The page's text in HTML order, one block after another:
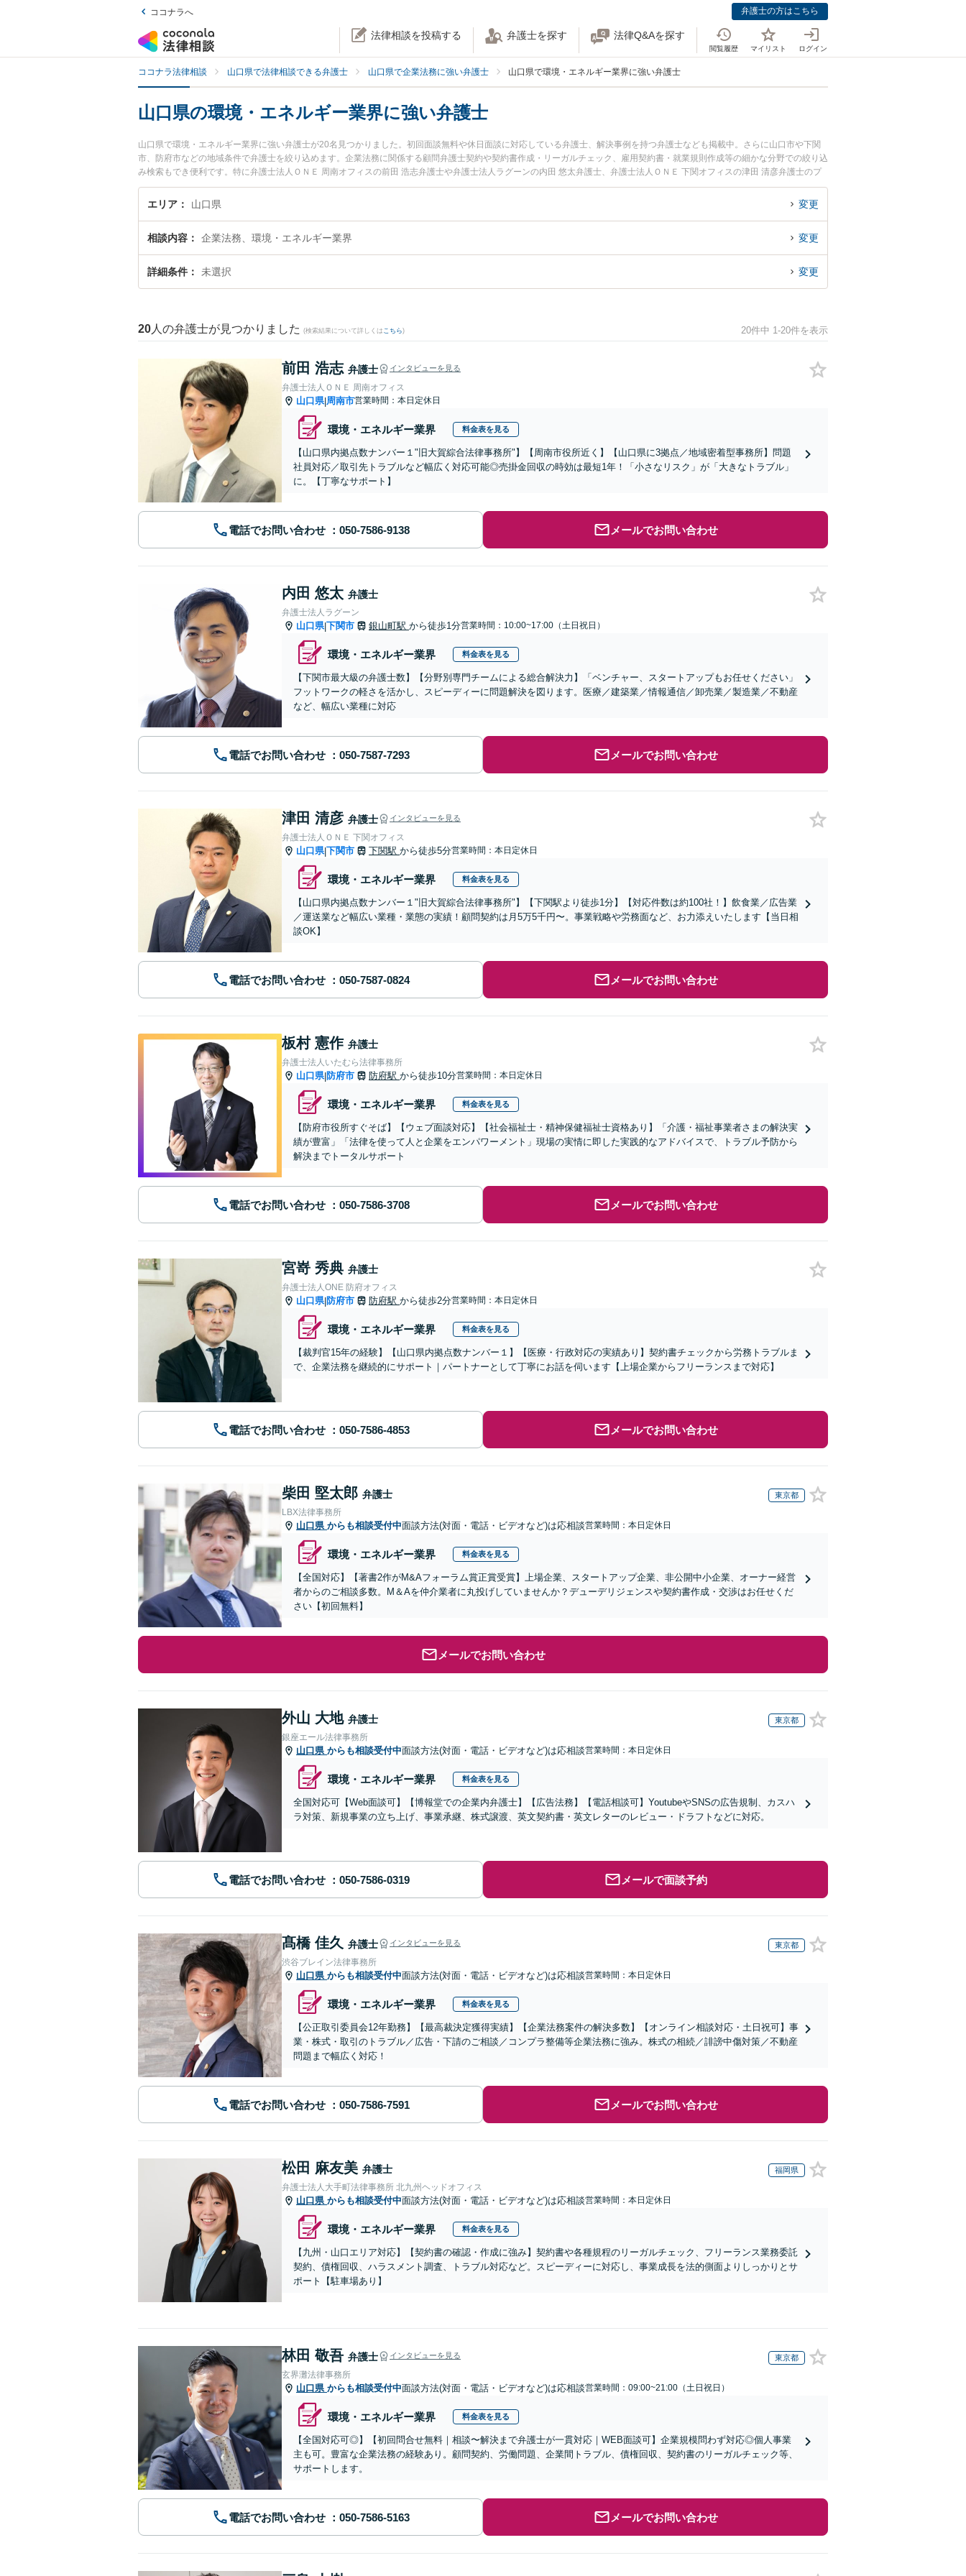
ココナラへ 弁護士の方はこちら
法律相談を投稿する 弁護士を探す 法律Q&Aを探す
閲覧履歴 マイリスト ログイン
ココナラ法律相談 山口県で法律相談できる弁護士 山口県で企業法務に強い弁護士 山口県で環境・エネルギー業界に強い弁護士
山口県の環境・エネルギー業界に強い弁護士
山口県で環境・エネルギー業界に強い弁護士が20名見つかりました。初回面談無料や休日面談に対応している弁護士、解決事例を持つ弁護士なども掲載中。さらに山口市や下関
市、防府市などの地域条件で弁護士を絞り込めます。企業法務に関係する顧問弁護士契約や契約書作成・リーガルチェック、雇用契約書・就業規則作成等の細かな分野での絞り込
み検索もでき便利です。特に弁護士法人ＯＮＥ 周南オフィスの前田 浩志弁護士や弁護士法人ラグーンの内田 悠太弁護士、弁護士法人ＯＮＥ 下関オフィスの津田 清彦弁護士のプ
ロフィール情報や弁護士費用、強みなどが注目されています。『山口県で土日や夜間に発生した環境・エネルギー業界のトラブルを今すぐに弁護士に相談したい』『環境・エネル
ギー業界のトラブル解決の実績豊富な近くの弁護士を検索したい』『初回相談無料で環境・エネルギー業界を法律相談できる山口県内の弁護士に相談予約したい』などでお困りの
エリア 山口県 変更
相談内容 企業法務、環境・エネルギー業界 変更
詳細条件 未選択 変更
20 人の弁護士が見つかりました (検索結果について詳しくは こちら) 20件中 1-20件を表示
前田 浩志 弁護士 インタビューを見る
弁護士法人ＯＮＥ 周南オフィス
山口県|周南市営業時間：本日定休日
環境・エネルギー業界 料金表を見る
【山口県内拠点数ナンバー１"旧大賀綜合法律事務所"】【周南市役所近く】【山口県に3拠点／地域密着型事務所】問題
社員対応／取引先トラブルなど幅広く対応可能◎売掛金回収の時効は最短1年！「小さなリスク」が「大きなトラブル」
に。【丁寧なサポート】
電話でお問い合わせ メールでお問い合わせ
内田 悠太 弁護士
弁護士法人ラグーン
山口県|下関市 銀山町駅 から徒歩1分営業時間：10:00~17:00（土日祝日）
環境・エネルギー業界 料金表を見る
【下関市最大級の弁護士数】【分野別専門チームによる総合解決力】「ベンチャー、スタートアップもお任せください」
フットワークの軽さを活かし、スピーディーに問題解決を図ります。医療／建築業／情報通信／卸売業／製造業／不動産
など、幅広い業種に対応
電話でお問い合わせ メールでお問い合わせ
津田 清彦 弁護士 インタビューを見る
弁護士法人ＯＮＥ 下関オフィス
山口県|下関市 下関駅 から徒歩5分営業時間：本日定休日
環境・エネルギー業界 料金表を見る
【山口県内拠点数ナンバー１"旧大賀綜合法律事務所"】【下関駅より徒歩1分】【対応件数は約100社！】飲食業／広告業
／運送業など幅広い業種・業態の実績！顧問契約は月5万5千円〜。事業戦略や労務面など、お力添えいたします【当日相
談OK】
電話でお問い合わせ メールでお問い合わせ
板村 憲作 弁護士
弁護士法人いたむら法律事務所
山口県|防府市 防府駅 から徒歩10分営業時間：本日定休日
環境・エネルギー業界 料金表を見る
【防府市役所すぐそば】【ウェブ面談対応】【社会福祉士・精神保健福祉士資格あり】「介護・福祉事業者さまの解決実
績が豊富」「法律を使って人と企業をエンパワーメント」現場の実情に即した実践的なアドバイスで、トラブル予防から
解決までトータルサポート
電話でお問い合わせ メールでお問い合わせ
宮嵜 秀典 弁護士
弁護士法人ONE 防府オフィス
山口県|防府市 防府駅 から徒歩2分営業時間：本日定休日
環境・エネルギー業界 料金表を見る
【裁判官15年の経験】【山口県内拠点数ナンバー１】【医療・行政対応の実績あり】契約書チェックから労務トラブルま
で、企業法務を継続的にサポート｜パートナーとして丁寧にお話を伺います【上場企業からフリーランスまで対応】
電話でお問い合わせ メールでお問い合わせ
柴田 堅太郎 弁護士 東京都
LBX法律事務所
山口県 からも相談受付中面談方法(対面・電話・ビデオなど)は応相談営業時間：本日定休日
環境・エネルギー業界 料金表を見る
【全国対応】【著書2作がM&Aフォーラム賞正賞受賞】上場企業、スタートアップ企業、非公開中小企業、オーナー経営
者からのご相談多数。M＆Aを仲介業者に丸投げしていませんか？デューデリジェンスや契約書作成・交渉はお任せくだ
さい【初回無料】
メールでお問い合わせ
外山 大地 弁護士 東京都
銀座エール法律事務所
山口県 からも相談受付中面談方法(対面・電話・ビデオなど)は応相談営業時間：本日定休日
環境・エネルギー業界 料金表を見る
全国対応可【Web面談可】【博報堂での企業内弁護士】【広告法務】【電話相談可】YoutubeやSNSの広告規制、カスハ
ラ対策、新規事業の立ち上げ、事業承継、株式譲渡、英文契約書・英文レターのレビュー・ドラフトなどに対応。
電話でお問い合わせ メールで面談予約
髙橋 佳久 弁護士 インタビューを見る 東京都
渋谷ブレイン法律事務所
山口県 からも相談受付中面談方法(対面・電話・ビデオなど)は応相談営業時間：本日定休日
環境・エネルギー業界 料金表を見る
【公正取引委員会12年勤務】【最高裁決定獲得実績】【企業法務案件の解決多数】【オンライン相談対応・土日祝可】事
業・株式・取引のトラブル／広告・下請のご相談／コンプラ整備等企業法務に強み。株式の相続／誹謗中傷対策／不動産
問題まで幅広く対応！
電話でお問い合わせ メールでお問い合わせ
松田 麻友美 弁護士 福岡県
弁護士法人大手町法律事務所 北九州ヘッドオフィス
山口県 からも相談受付中面談方法(対面・電話・ビデオなど)は応相談営業時間：本日定休日
環境・エネルギー業界 料金表を見る
【九州・山口エリア対応】【契約書の確認・作成に強み】契約書や各種規程のリーガルチェック、フリーランス業務委託
契約、債権回収、ハラスメント調査、トラブル対応など。スピーディーに対応し、事業成長を法的側面よりしっかりとサ
ポート【駐車場あり】
林田 敬吾 弁護士 インタビューを見る 東京都
玄界灘法律事務所
山口県 からも相談受付中面談方法(対面・電話・ビデオなど)は応相談営業時間：09:00~21:00（土日祝日）
環境・エネルギー業界 料金表を見る
【全国対応可◎】【初回問合せ無料｜相談〜解決まで弁護士が一貫対応｜WEB面談可】企業規模問わず対応◎個人事業
主も可。豊富な企業法務の経験あり。顧問契約、労働問題、企業間トラブル、債権回収、契約書のリーガルチェック等、
サポートします。
電話でお問い合わせ メールでお問い合わせ